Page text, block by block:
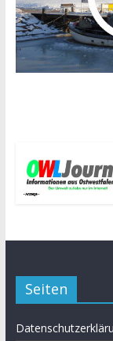
Seiten